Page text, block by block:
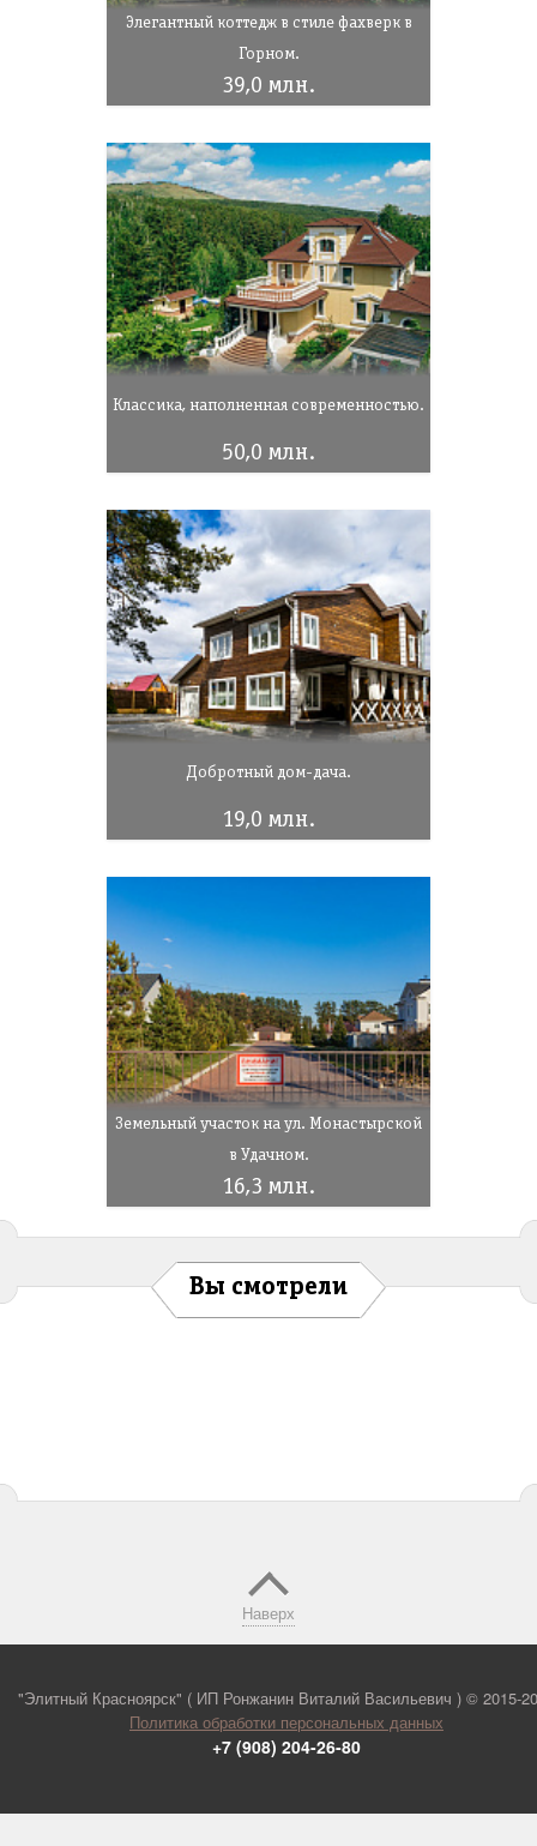
Элегантный коттедж в стиле фахверк в
Горном.
39,0 млн.
Классика, наполненная современностью.
50,0 млн.
Добротный дом-дача.
19,0 млн.
Земельный участок на ул. Монастырской
в Удачном.
16,3 млн.
Вы смотрели
Наверх
"Элитный Красноярск" ( ИП Ронжанин Виталий Васильевич ) © 2015-
Политика обработки персональных данных
+7 (908) 204-26-80